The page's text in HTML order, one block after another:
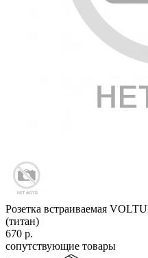
Розетка встраиваемая
(титан)
670 р.
сопутствующие товары